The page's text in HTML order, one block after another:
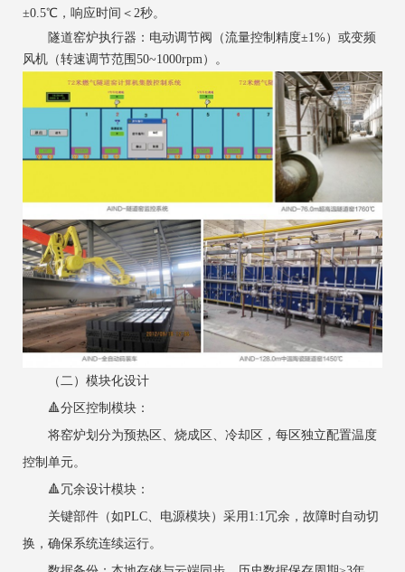
±0.5℃，响应时间＜2秒。
隧道窑炉执行器：电动调节阀（流量控制精度±1%）或变频
风机（转速调节范围50~1000rpm）。
（二）模块化设计
🔺分区控制模块‌：
将窑炉划分为预热区、烧成区、冷却区，每区独立配置温度
控制单元。
‌🔺冗余设计模块‌：
关键部件（如PLC、电源模块）采用1:1冗余，故障时自动切
换，确保系统连续运行。